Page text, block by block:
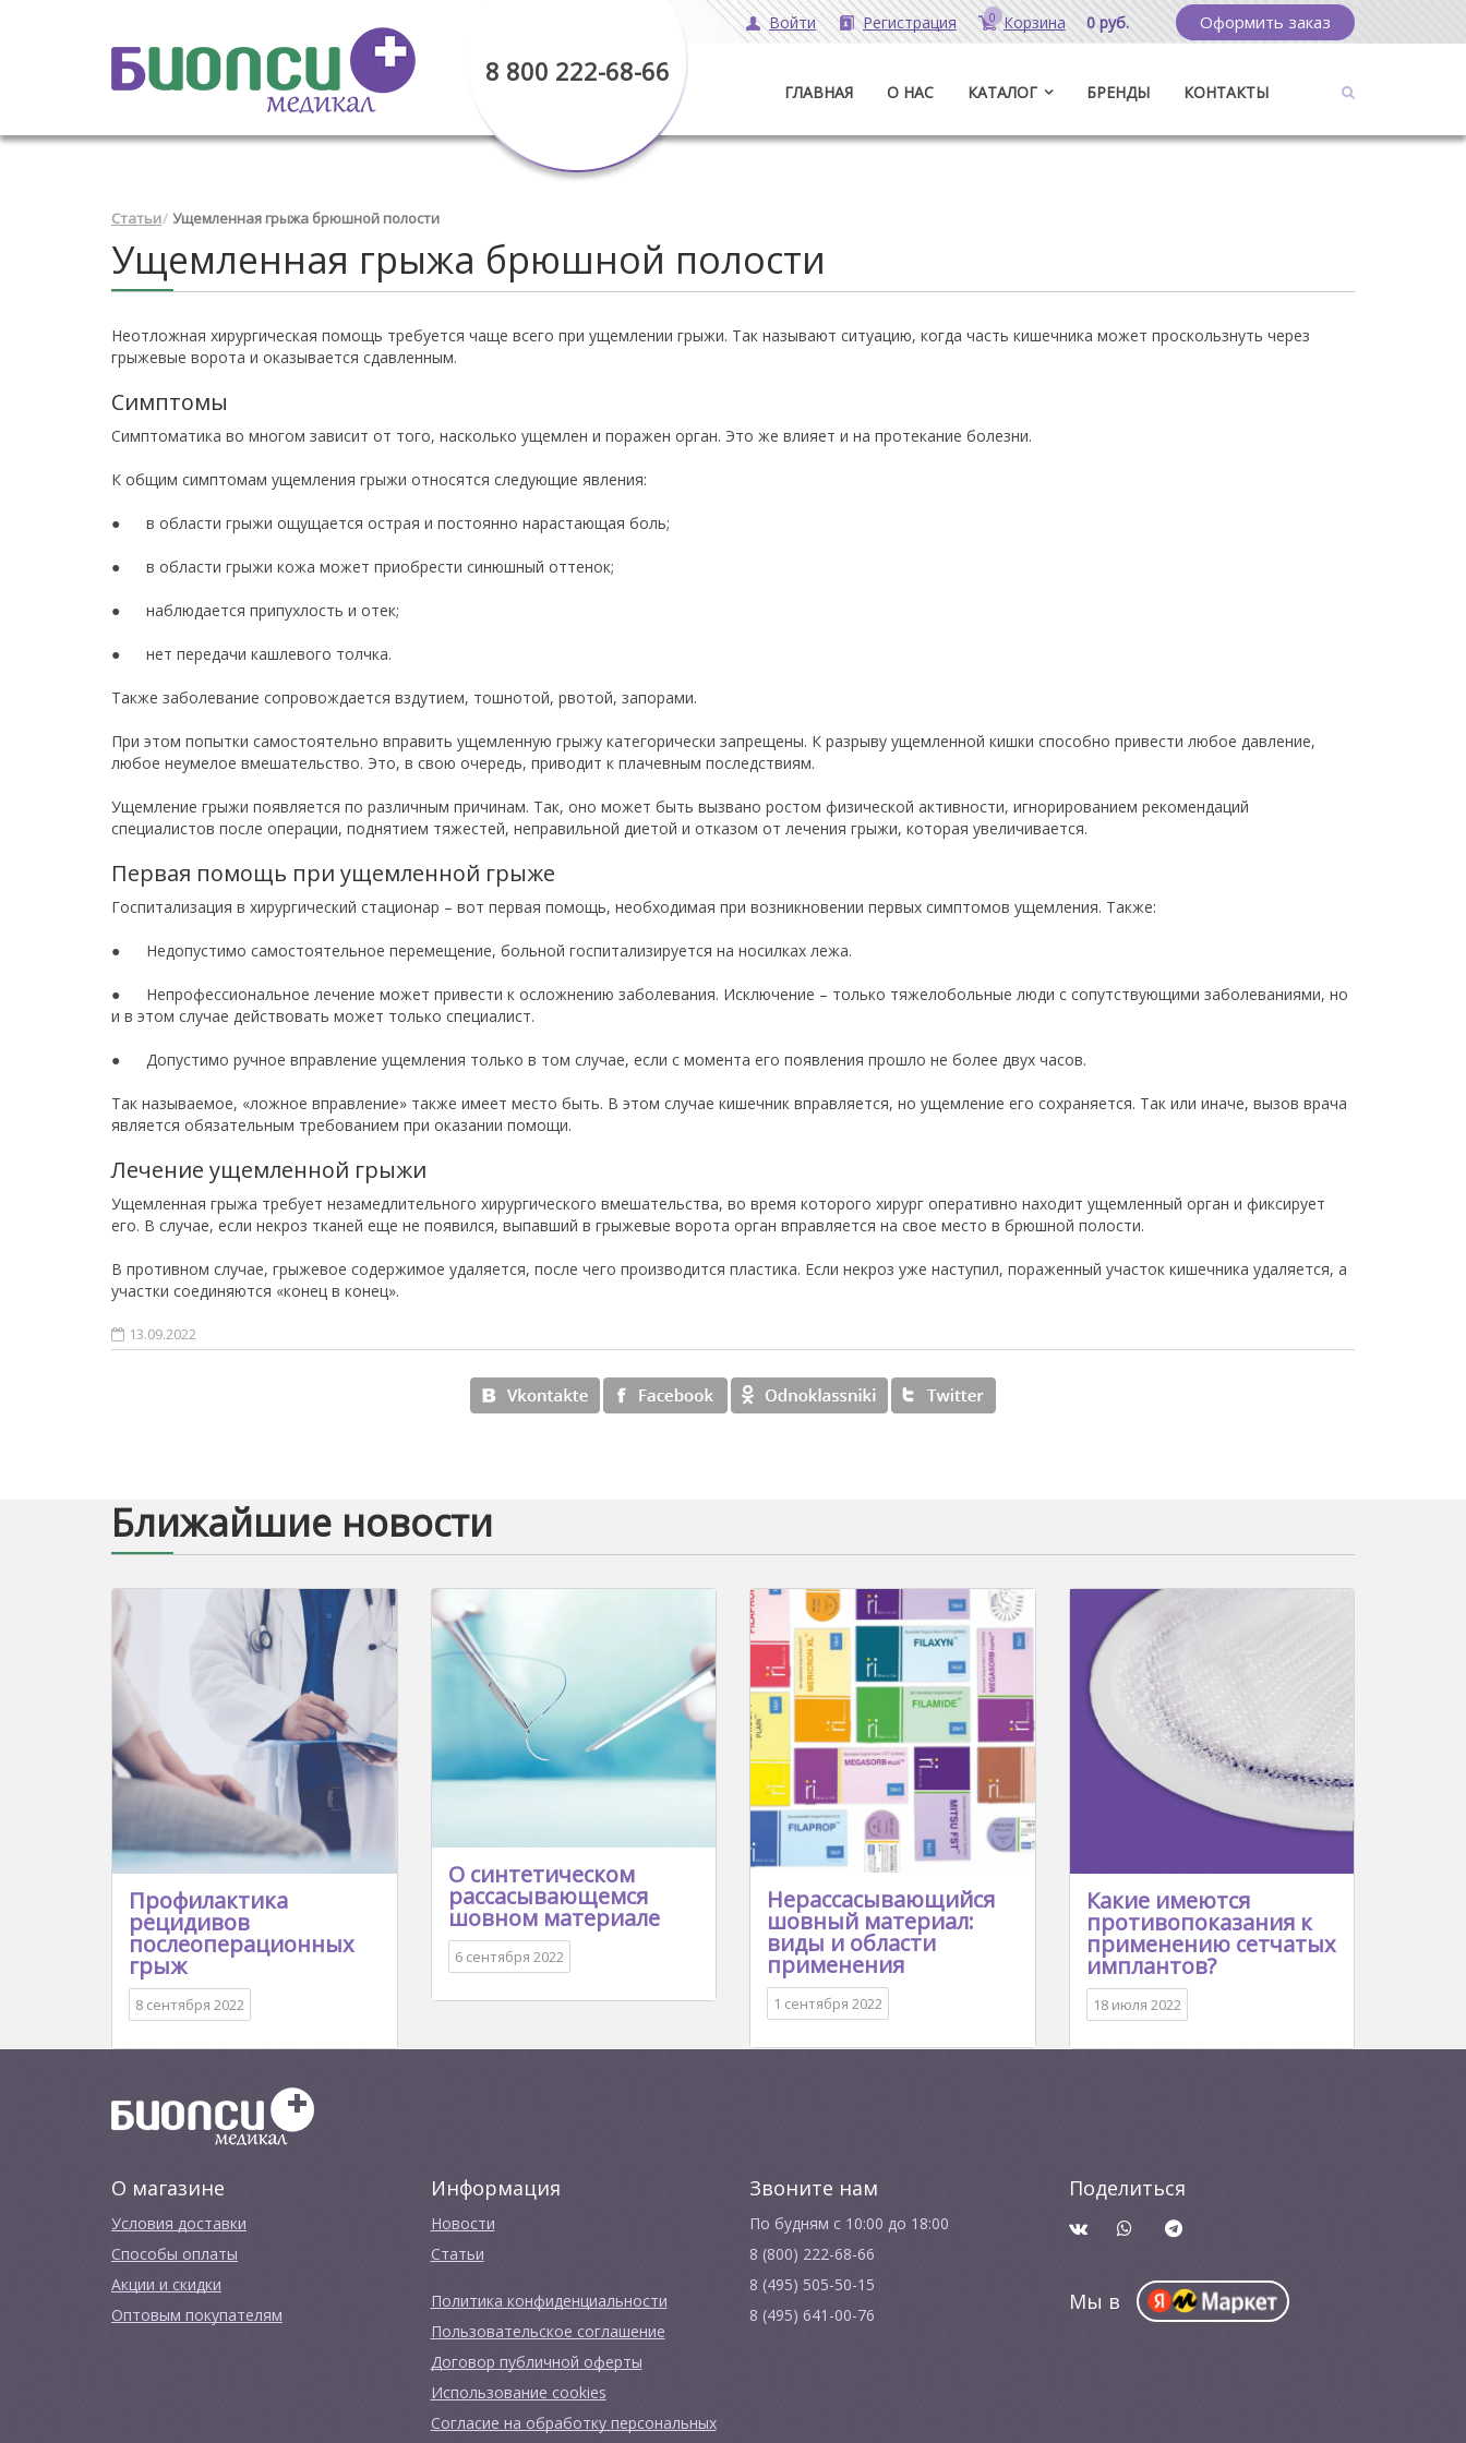
8 800 222-68-66
Войти Регистрация 0 Корзина 0 руб. Оформить заказ
ГЛАВНАЯ О НАС КАТАЛОГ БРЕНДЫ КОНТАКТЫ
Статьи Ущемленная грыжа брюшной полости
Ущемленная грыжа брюшной полости
Неотложная хирургическая помощь требуется чаще всего при ущемлении грыжи. Так называют ситуацию, когда часть кишечника может проскользнуть через
грыжевые ворота и оказывается сдавленным.
Симптомы
Симптоматика во многом зависит от того, насколько ущемлен и поражен орган. Это же влияет и на протекание болезни.
К общим симптомам ущемления грыжи относятся следующие явления:
● в области грыжи ощущается острая и постоянно нарастающая боль;
● в области грыжи кожа может приобрести синюшный оттенок;
● наблюдается припухлость и отек;
● нет передачи кашлевого толчка.
Также заболевание сопровождается вздутием, тошнотой, рвотой, запорами.
При этом попытки самостоятельно вправить ущемленную грыжу категорически запрещены. К разрыву ущемленной кишки способно привести любое давление,
любое неумелое вмешательство. Это, в свою очередь, приводит к плачевным последствиям.
Ущемление грыжи появляется по различным причинам. Так, оно может быть вызвано ростом физической активности, игнорированием рекомендаций
специалистов после операции, поднятием тяжестей, неправильной диетой и отказом от лечения грыжи, которая увеличивается.
Первая помощь при ущемленной грыже
Госпитализация в хирургический стационар – вот первая помощь, необходимая при возникновении первых симптомов ущемления. Также:
● Недопустимо самостоятельное перемещение, больной госпитализируется на носилках лежа.
● Непрофессиональное лечение может привести к осложнению заболевания. Исключение – только тяжелобольные люди с сопутствующими заболеваниями, но
и в этом случае действовать может только специалист.
● Допустимо ручное вправление ущемления только в том случае, если с момента его появления прошло не более двух часов.
Так называемое, «ложное вправление» также имеет место быть. В этом случае кишечник вправляется, но ущемление его сохраняется. Так или иначе, вызов врача
является обязательным требованием при оказании помощи.
Лечение ущемленной грыжи
Ущемленная грыжа требует незамедлительного хирургического вмешательства, во время которого хирург оперативно находит ущемленный орган и фиксирует
его. В случае, если некроз тканей еще не появился, выпавший в грыжевые ворота орган вправляется на свое место в брюшной полости.
В противном случае, грыжевое содержимое удаляется, после чего производится пластика. Если некроз уже наступил, пораженный участок кишечника удаляется, а
участки соединяются «конец в конец».
13.09.2022
Ближайшие новости
Профилактика
рецидивов
послеоперационных
грыж
8 сентября 2022
О синтетическом
рассасывающемся
шовном материале
6 сентября 2022
Нерассасывающийся
шовный материал:
виды и области
применения
1 сентября 2022
Какие имеются
противопоказания к
применению сетчатых
имплантов?
18 июля 2022
О магазине
Условия доставки
Способы оплаты
Акции и скидки
Оптовым покупателям
Информация
Новости
Cтатьи
Политика конфиденциальности
Пользовательское соглашение
Договор публичной оферты
Использование cookies
Согласие на обработку персональных
Звоните нам
По будням с 10:00 до 18:00
8 (800) 222-68-66
8 (495) 505-50-15
8 (495) 641-00-76
Поделиться
Мы в